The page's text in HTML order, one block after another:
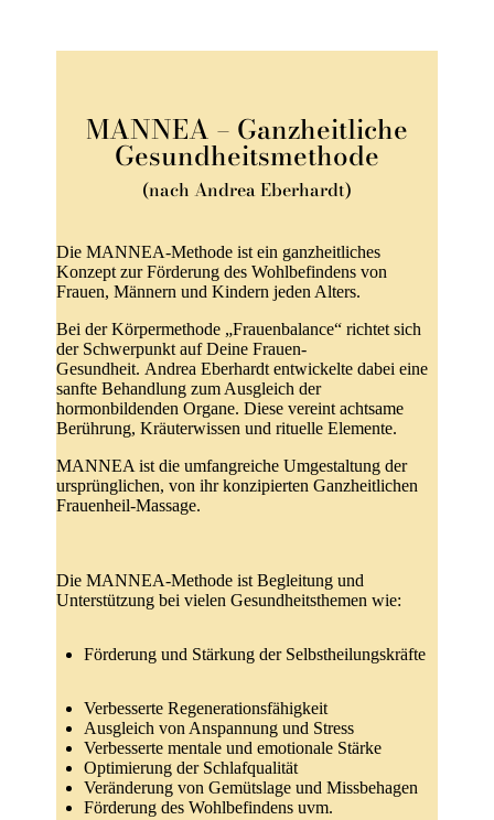
MANNEA – Ganzheitliche
Gesundheitsmethode
(nach Andrea Eberhardt)
Die MANNEA-Methode ist ein ganzheitliches
Konzept zur Förderung des Wohlbefindens von
Frauen, Männern und Kindern jeden Alters.
Bei der Körpermethode „Frauenbalance“ richtet sich
der Schwerpunkt auf Deine Frauen-
Gesundheit. Andrea Eberhardt entwickelte dabei eine
sanfte Behandlung zum Ausgleich der
hormonbildenden Organe. Diese vereint achtsame
Berührung, Kräuterwissen und rituelle Elemente.
MANNEA ist die umfangreiche Umgestaltung der
ursprünglichen, von ihr konzipierten Ganzheitlichen
Frauenheil-Massage.
Die MANNEA-Methode ist Begleitung und
Unterstützung bei vielen Gesundheitsthemen wie:
Förderung und Stärkung der Selbstheilungskräfte
Verbesserte Regenerationsfähigkeit
Ausgleich von Anspannung und Stress
Verbesserte mentale und emotionale Stärke
Optimierung der Schlafqualität
Veränderung von Gemütslage und Missbehagen
Förderung des Wohlbefindens uvm.